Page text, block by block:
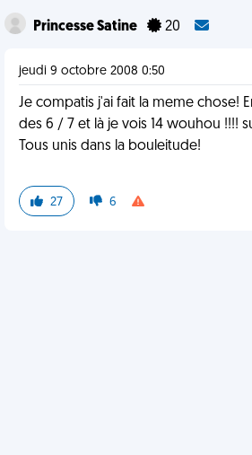
Princesse Satine 20
jeudi 9 octobre 2008 0:50
Je compatis j'ai fait la meme chose!
des 6 / 7 et là je vois 14 wouhou !!!!
Tous unis dans la bouleitude!
27 6